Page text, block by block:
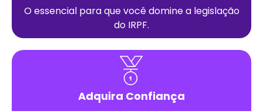
O essencial para que você domine a legislação
do IRPF.
Adquira Confiança